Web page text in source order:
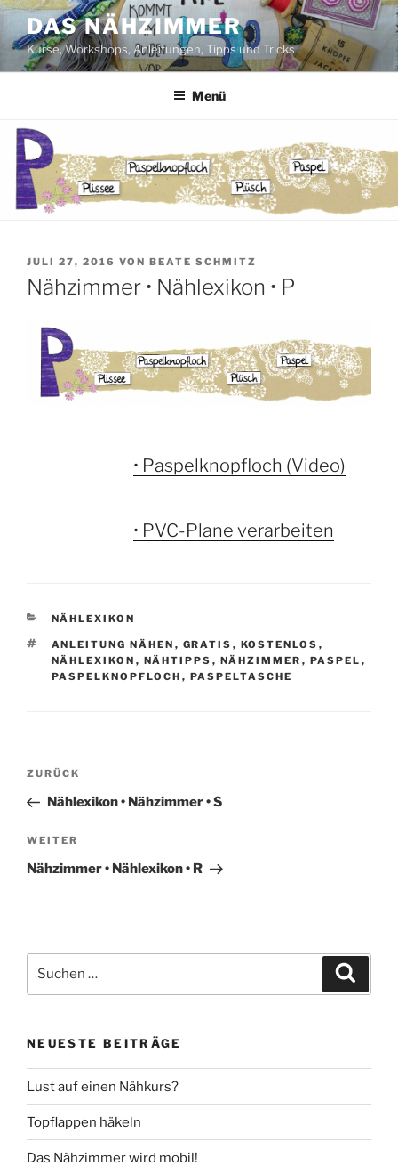
Zum
Inhalt
springen
DAS NÄHZIMMER
Kurse, Workshops, Anleitungen, Tipps und Tricks
Menü
VERÖFFENTLICHT
AM
JULI 27, 2016 VON BEATE SCHMITZ
Nähzimmer • Nählexikon • P
• Paspelknopfloch (Video)
• PVC-Plane verarbeiten
KATEGORIEN
NÄHLEXIKON
SCHLAGWÖRTER
ANLEITUNG NÄHEN , GRATIS , KOSTENLOS ,
NÄHLEXIKON , NÄHTIPPS , NÄHZIMMER , PASPEL ,
PASPELKNOPFLOCH , PASPELTASCHE
Beitragsnavigation
Vorheriger
Beitrag
ZURÜCK
Nählexikon • Nähzimmer • S
Nächster
Beitrag
WEITER
Nähzimmer • Nählexikon • R
nach:
NEUESTE BEITRÄGE
Lust auf einen Nähkurs?
Topflappen häkeln
Das Nähzimmer wird mobil!